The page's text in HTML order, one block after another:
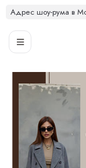
Адрес шоу-рума в